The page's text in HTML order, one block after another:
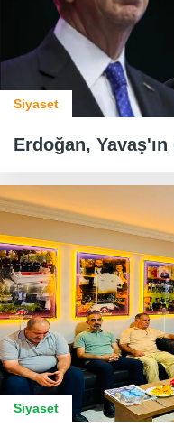
Siyaset
Erdoğan,
Siyaset